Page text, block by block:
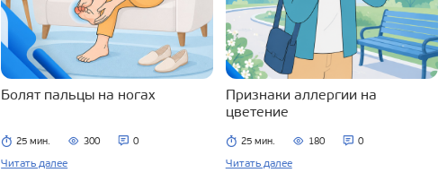
Болят пальцы на ногах
25 мин. 300 0
Читать далее
Признаки аллергии на
цветение
25 мин. 180 0
Читать далее